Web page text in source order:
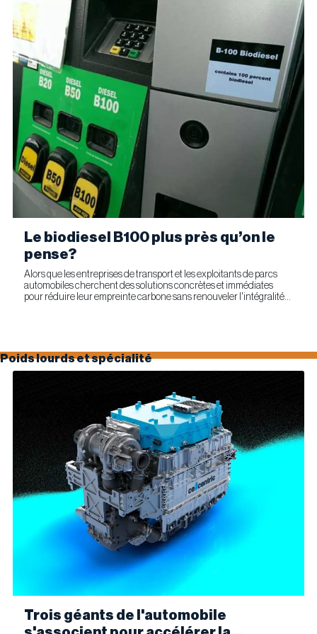
Le biodiesel B100 plus près qu’on le
pense?
Alors que les entreprises de transport et les exploitants de parcs
automobiles cherchent des solutions concrètes et immédiates
pour réduire leur empreinte carbone sans renouveler l'intégralité
Poids lourds et spécialité
Trois géants de l'automobile